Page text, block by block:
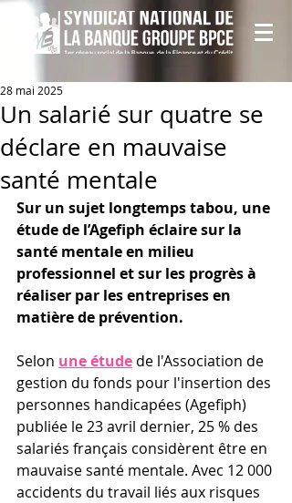
Un salarié sur quatre se
déclare en mauvaise
santé mentale
28 mai 2025
Sur un sujet longtemps tabou, une
étude de l’Agefiph éclaire sur la
santé mentale en milieu
professionnel et sur les progrès à
réaliser par les entreprises en
matière de prévention.
Selon une étude de l'Association de
gestion du fonds pour l'insertion des
personnes handicapées (Agefiph)
publiée le 23 avril dernier, 25 % des
salariés français considèrent être en
mauvaise santé mentale. Avec 12 000
accidents du travail liés aux risques